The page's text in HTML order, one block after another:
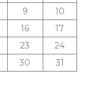
9
10
16
17
23
24
30 31